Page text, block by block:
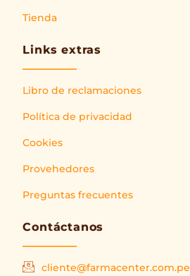
Tienda
Links extras
Libro de reclamaciones
Política de privacidad
Cookies
Provehedores
Preguntas frecuentes
Contáctanos
cliente@farmacenter.com.pe